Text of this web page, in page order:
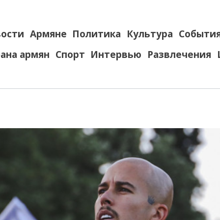
Армяне Политика Культура
армян Спорт Интервью Развлечения